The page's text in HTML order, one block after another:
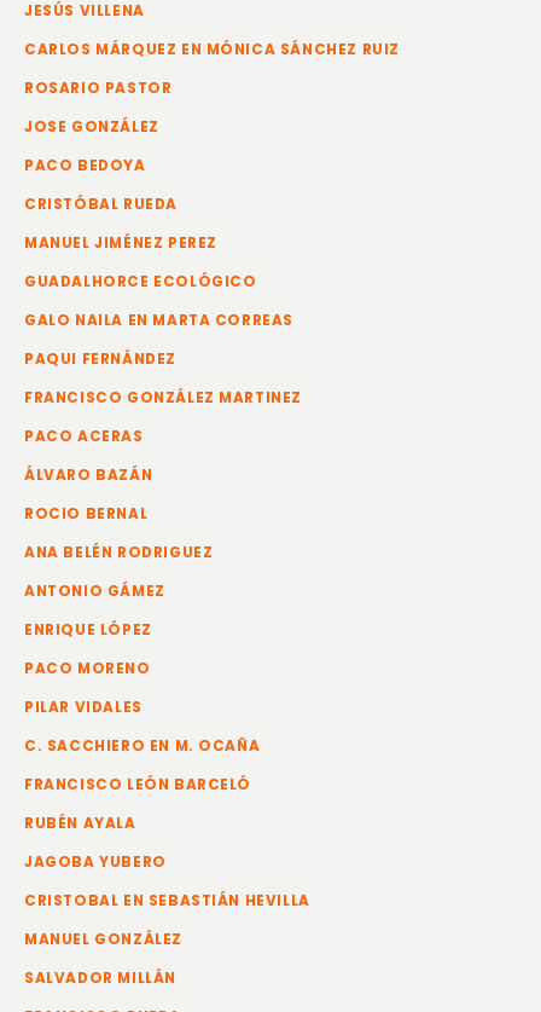
JESÚS VILLENA
CARLOS MÁRQUEZ EN MÓNICA SÁNCHEZ RUIZ
ROSARIO PASTOR
JOSE GONZÁLEZ
PACO BEDOYA
CRISTÓBAL RUEDA
MANUEL JIMÉNEZ PEREZ
GUADALHORCE ECOLÓGICO
GALO NAILA EN MARTA CORREAS
PAQUI FERNÁNDEZ
FRANCISCO GONZÁLEZ MARTINEZ
PACO ACERAS
ÁLVARO BAZÁN
ROCIO BERNAL
ANA BELÉN RODRIGUEZ
ANTONIO GÁMEZ
ENRIQUE LÓPEZ
PACO MORENO
PILAR VIDALES
C. SACCHIERO EN M. OCAÑA
FRANCISCO LEÓN BARCELÓ
RUBÉN AYALA
JAGOBA YUBERO
CRISTOBAL EN SEBASTIÁN HEVILLA
MANUEL GONZÁLEZ
SALVADOR MILLÁN